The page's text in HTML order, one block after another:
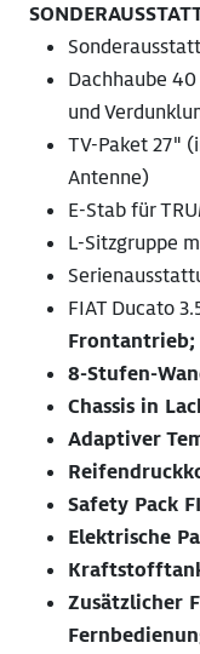
Dachhaube
und
TV-Paket 27"
Antenne)
E-Stab für
L-Sitzgruppe
FIAT Ducato
Frontantrieb;
8-Stufen-
Chassis in
Adaptiver
Safety Pack
Elektrische
Zusätzlicher